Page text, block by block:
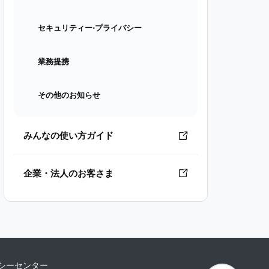
セキュリティー⋅プライバシー
業務提携
その他のお知らせ
みんなの使い方ガイド
企業・法人のお客さま
ーセンター